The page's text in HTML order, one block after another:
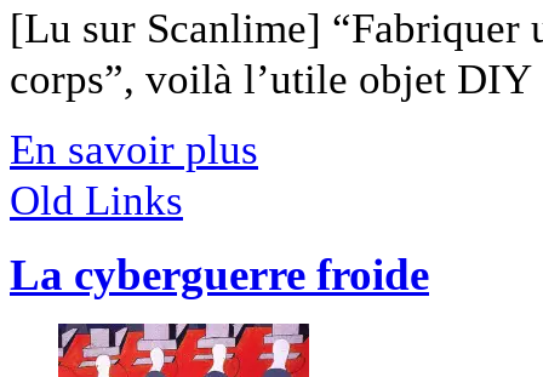
[Lu sur Scanlime] “Fabriquer
corps”, voilà l’utile objet
En savoir plus
Old Links
La cyberguerre froide